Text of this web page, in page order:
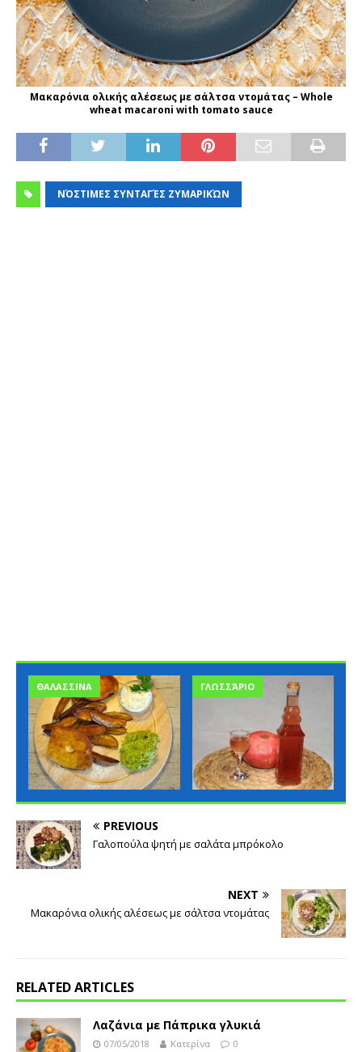
Μακαρόνια ολικής αλέσεως με σάλτσα ντομάτας – Whole
wheat macaroni with tomato sauce
ΝΌΣΤΙΜΕΣ ΣΥΝΤΑΓΈΣ ΖΥΜΑΡΙΚΏΝ
ΘΑΛΑΣΣΙΝΑ ΓΛΩΣΣΆΡΙΟ
PREVIOUS
Γαλοπούλα ψητή με σαλάτα μπρόκολο
NEXT
Μακαρόνια ολικής αλέσεως με σάλτσα ντομάτας
RELATED ARTICLES
Λαζάνια με Πάπρικα γλυκιά
07/05/2018 Κατερίνα 0